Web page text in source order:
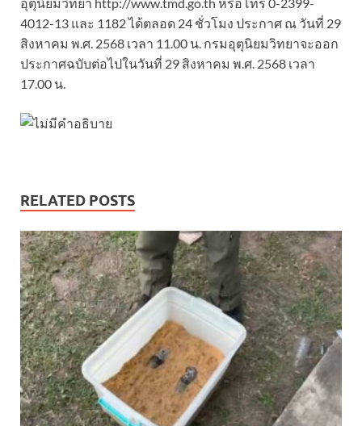
4012-13 และ 1182 ได้ตลอด 24 ชั่วโมง ประกาศ ณ วันที่ 29
สิงหาคม พ.ศ. 2568 เวลา 11.00 น. กรมอุตุนิยมวิทยาจะออก
ประกาศฉบับต่อไปในวันที่ 29 สิงหาคม พ.ศ. 2568 เวลา
17.00 น.
RELATED POSTS